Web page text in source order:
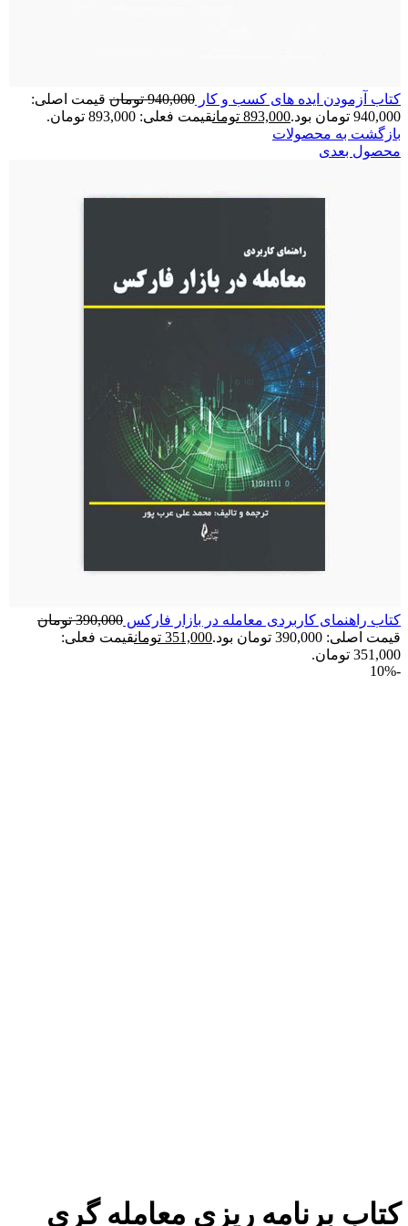
کتاب آزمودن ایده های کسب و کار 940,000 تومان قیمت اصلی:
940,000 تومان بود.
893,000 تومانقیمت فعلی: 893,000 تومان.
بازگشت به محصولات
محصول بعدی
کتاب راهنمای کاربردی معامله در بازار فارکس 390,000 تومان
قیمت اصلی: 390,000 تومان بود.
351,000 تومانقیمت فعلی:
351,000 تومان.
-10%
کتاب برنامه ریزی معامله گری